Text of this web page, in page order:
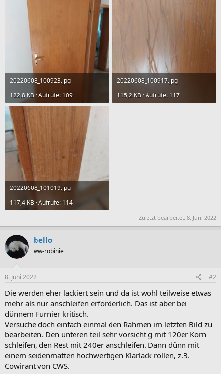
20220608_100923.jpg
122,8 KB · Aufrufe: 109
20220608_100917.jpg
115,2 KB · Aufrufe: 117
20220608_101019.jpg
117,4 KB · Aufrufe: 114
Zuletzt bearbeitet: 8. Juni 2022
bello
ww-robinie
8. Juni 2022 #2
Die werden eher lackiert sein und da ist wohl teilweise etwas
mehr als nur anschleifen erforderlich. Das ist aber bei
dünnem Furnier kritisch.
Versuche doch einfach einmal den Rahmen im letzten Bild zu
bearbeiten. Den unteren teil sehr vorsichtig mit 120er Korn
schleifen, den Rest mit 240er anschleifen. Dann dünn mit
einem seidenmatten hochwertigen Klarlack rollen, z.B.
Cowirant von CWS.